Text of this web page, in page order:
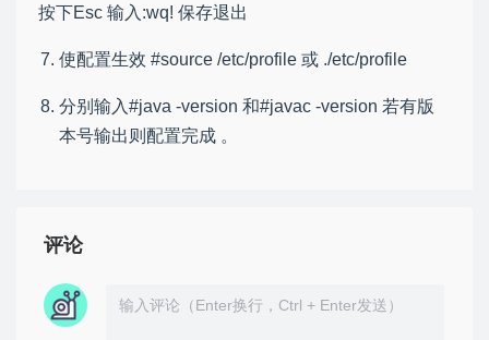
按下Esc 输入:wq! 保存退出
使配置生效 #source /etc/profile 或 ./etc/profile
分别输入#java -version 和#javac -version 若有版
本号输出则配置完成 。
评论